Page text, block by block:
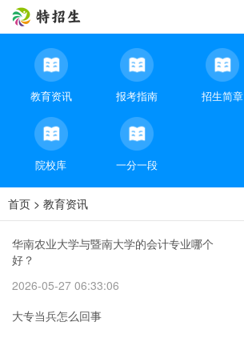
教育资讯 报考指南 招生简章
院校库 一分一段
首页 > 教育资讯
华南农业大学与暨南大学的会计专业哪个
好？
2026-05-27 06:33:06
大专当兵怎么回事